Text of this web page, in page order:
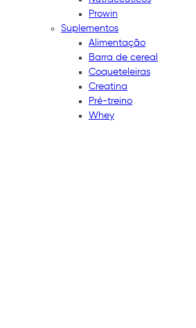
Prowin
Suplementos
Alimentação
Barra de cereal
Coqueteleiras
Creatina
Pré-treino
Whey